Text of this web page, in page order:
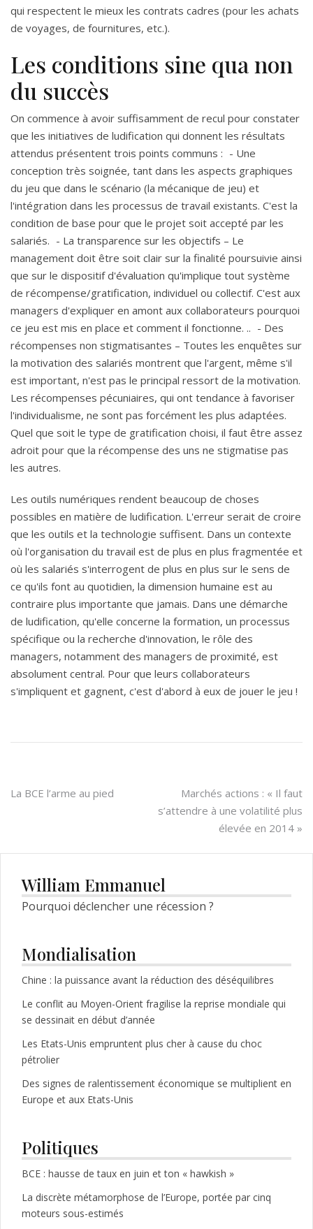
qui respectent le mieux les contrats cadres (pour les achats
de voyages, de fournitures, etc.).
Les conditions sine qua non
du succès
On commence à avoir suffisamment de recul pour constater
que les initiatives de ludification qui donnent les résultats
attendus présentent trois points communs : - Une
conception très soignée, tant dans les aspects graphiques
du jeu que dans le scénario (la mécanique de jeu) et
l'intégration dans les processus de travail existants. C'est la
condition de base pour que le projet soit accepté par les
salariés. - La transparence sur les objectifs – Le
management doit être soit clair sur la finalité poursuivie ainsi
que sur le dispositif d'évaluation qu'implique tout système
de récompense/gratification, individuel ou collectif. C'est aux
managers d'expliquer en amont aux collaborateurs pourquoi
ce jeu est mis en place et comment il fonctionne. .. - Des
récompenses non stigmatisantes – Toutes les enquêtes sur
la motivation des salariés montrent que l'argent, même s'il
est important, n'est pas le principal ressort de la motivation.
Les récompenses pécuniaires, qui ont tendance à favoriser
l'individualisme, ne sont pas forcément les plus adaptées.
Quel que soit le type de gratification choisi, il faut être assez
adroit pour que la récompense des uns ne stigmatise pas
les autres.
Les outils numériques rendent beaucoup de choses
possibles en matière de ludification. L'erreur serait de croire
que les outils et la technologie suffisent. Dans un contexte
où l'organisation du travail est de plus en plus fragmentée et
où les salariés s'interrogent de plus en plus sur le sens de
ce qu'ils font au quotidien, la dimension humaine est au
contraire plus importante que jamais. Dans une démarche
de ludification, qu'elle concerne la formation, un processus
spécifique ou la recherche d'innovation, le rôle des
managers, notamment des managers de proximité, est
absolument central. Pour que leurs collaborateurs
s'impliquent et gagnent, c'est d'abord à eux de jouer le jeu !
Navigation
l’article
La BCE l’arme au pied
Marchés actions : « Il faut
s’attendre à une volatilité plus
élevée en 2014 »
William Emmanuel
Pourquoi déclencher une récession ?
Mondialisation
Chine : la puissance avant la réduction des déséquilibres
Le conflit au Moyen-Orient fragilise la reprise mondiale qui
se dessinait en début d’année
Les Etats-Unis empruntent plus cher à cause du choc
pétrolier
Des signes de ralentissement économique se multiplient en
Europe et aux Etats-Unis
Politiques
BCE : hausse de taux en juin et ton « hawkish »
La discrète métamorphose de l’Europe, portée par cinq
moteurs sous-estimés